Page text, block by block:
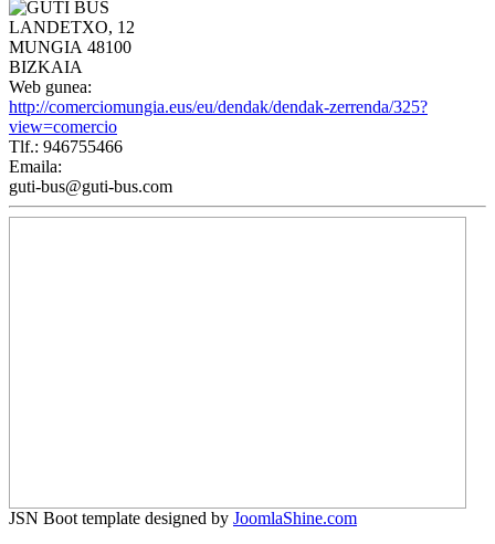
LANDETXO, 12
MUNGIA 48100
BIZKAIA
Web gunea:
http://comerciomungia.eus/eu/dendak/dendak-zerrenda/325?
view=comercio
Tlf.: 946755466
Emaila:
guti-bus@guti-bus.com
JSN Boot template designed by JoomlaShine.com